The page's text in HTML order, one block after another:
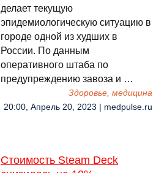
делает текущую
эпидемиологическую ситуацию в
городе одной из худших в
России. По данным
оперативного штаба по
предупреждению завоза и …
Здоровье, медицина
20:00, Апрель 20, 2023 | medpulse.ru
Стоимость Steam Deck